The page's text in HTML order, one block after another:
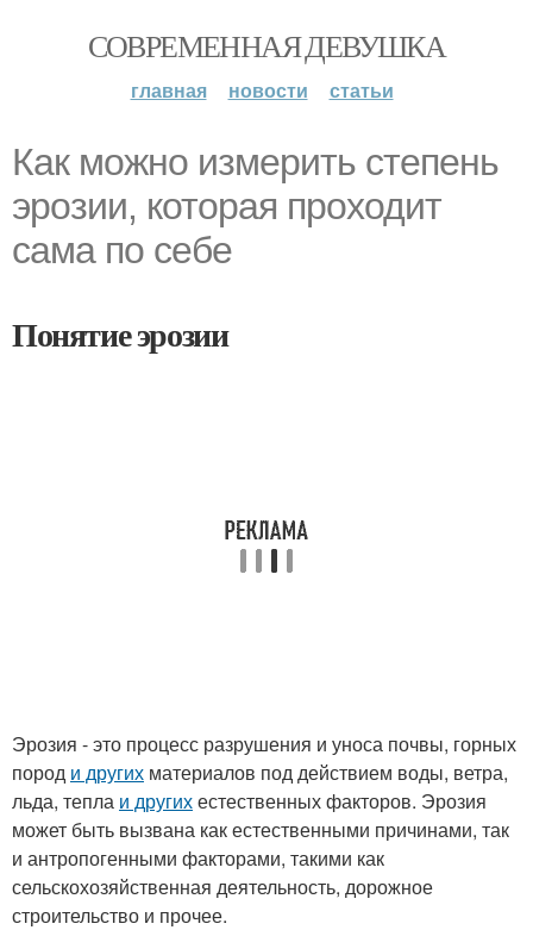
СОВРЕМЕННАЯ ДЕВУШКА
главная новости статьи
Как можно измерить степень
эрозии, которая проходит
сама по себе
Понятие эрозии
Эрозия - это процесс разрушения и уноса почвы, горных
пород и других материалов под действием воды, ветра,
льда, тепла и другихестественных факторов. Эрозия
может быть вызвана как естественными причинами, так
и антропогенными факторами, такими как
сельскохозяйственная деятельность, дорожное
строительство и прочее.